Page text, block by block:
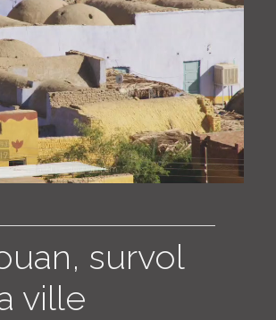
PAYS
CARTE
COLLECTIONS
LOGIN
survol
ville